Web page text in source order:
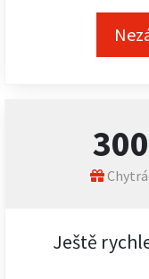
300
Chytrá
Ještě